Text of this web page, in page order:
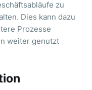
zu
Dies kann dazu
Prozesse
weiter genutzt